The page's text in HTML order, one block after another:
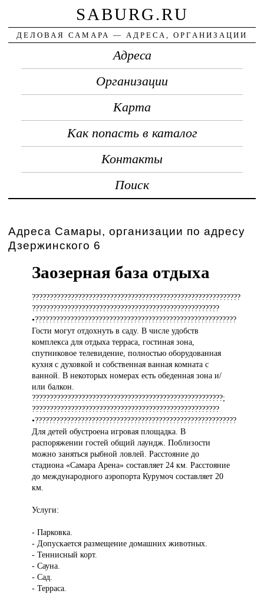
SABURG.RU
ДЕЛОВАЯ САМАРА — АДРЕСА, ОРГАНИЗАЦИИ
Адреса
Организации
Карта
Как попасть в каталог
Контакты
Поиск
Адреса Самары, организации по адресу
Дзержинского 6
Заозерная база отдыха
???????????????????????????????????????????????????????????
?????????????????????????????????????????????????????
•?????????????????????????????????????????????????????????
Гости могут отдохнуть в саду. В числе удобств
комплекса для отдыха терраса, гостиная зона,
спутниковое телевидение, полностью оборудованная
кухня с духовкой и собственная ванная комната с
ванной. В некоторых номерах есть обеденная зона и/
или балкон.
??????????????????????????????????????????????????????;
?????????????????????????????????????????????????????
•?????????????????????????????????????????????????????????
Для детей обустроена игровая площадка. В
распоряжении гостей общий лаундж. Поблизости
можно заняться рыбной ловлей. Расстояние до
стадиона «Самара Арена» составляет 24 км. Расстояние
до международного аэропорта Курумоч составляет 20
км.
Услуги:
- Парковка.
- Допускается размещение домашних животных.
- Теннисный корт.
- Сауна.
- Сад.
- Терраса.